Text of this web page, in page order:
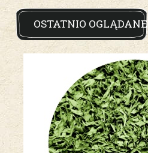
OSTATNIO OGLĄDANE